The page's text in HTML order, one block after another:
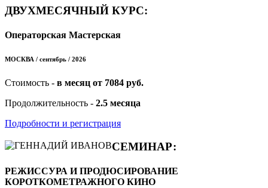
ДВУХМЕСЯЧНЫЙ КУРС:
Операторская Мастерская
МОСКВА / сентябрь / 2026
Стоимость - в месяц от 7084 руб.
Продолжительность - 2.5 месяца
Подробности и регистрация
СЕМИНАР:
РЕЖИССУРА И ПРОДЮСИРОВАНИЕ
КОРОТКОМЕТРАЖНОГО КИНО